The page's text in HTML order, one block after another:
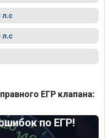
л.с
л.с
ЕГР клапана:
по ЕГР!